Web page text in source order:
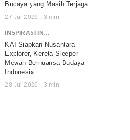
Budaya yang Masih Terjaga
27 Jul 2026 . 3 min
INSPIRASI INDONESIA
KAI Siapkan Nusantara
Explorer, Kereta Sleeper
Mewah Bernuansa Budaya
Indonesia
28 Jul 2026 . 3 min